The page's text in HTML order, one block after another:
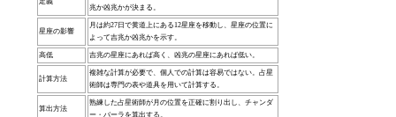
定義
兆か凶兆かが決まる。
星座の影響
月は約27日で黄道上にある12星座を移動し、星座の位置に
よって吉兆か凶兆かを示す。
高低 吉兆の星座にあれば高く、凶兆の星座にあれば低い。
計算方法
複雑な計算が必要で、個人での計算は容易ではない。占星
術師は専門の表や道具を用いて計算する。
算出方法
熟練した占星術師が月の位置を正確に割り出し、チャンダ
ー・バーラを算出する。